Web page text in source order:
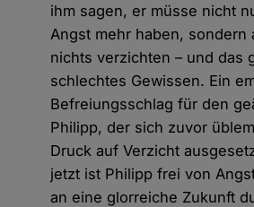
ihm sagen, er müsse nicht
Angst mehr haben, sondern
nichts verzichten – und das
schlechtes Gewissen. Ein
Befreiungsschlag für den
Philipp, der sich zuvor
Druck auf Verzicht
jetzt ist Philipp frei von
an eine glorreiche Zukunft